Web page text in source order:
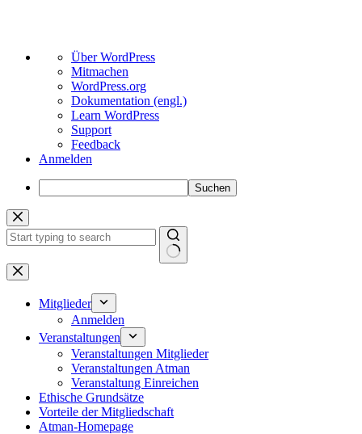
Über
WordPress
Über WordPress
Mitmachen
WordPress.org
Dokumentation (engl.)
Learn WordPress
Support
Feedback
Anmelden
Suchen
Zum
Inhalt
springen
Keine
Ergebnisse
Mitglieder
Anmelden
Veranstaltungen
Veranstaltungen Mitglieder
Veranstaltungen Atman
Veranstaltung Einreichen
Ethische Grundsätze
Vorteile der Mitgliedschaft
Atman-Homepage